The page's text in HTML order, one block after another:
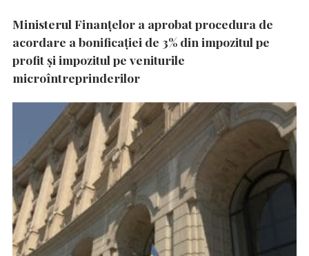
Ministerul Finanțelor a aprobat procedura de
acordare a bonificației de 3% din impozitul pe
profit și impozitul pe veniturile
microîntreprinderilor